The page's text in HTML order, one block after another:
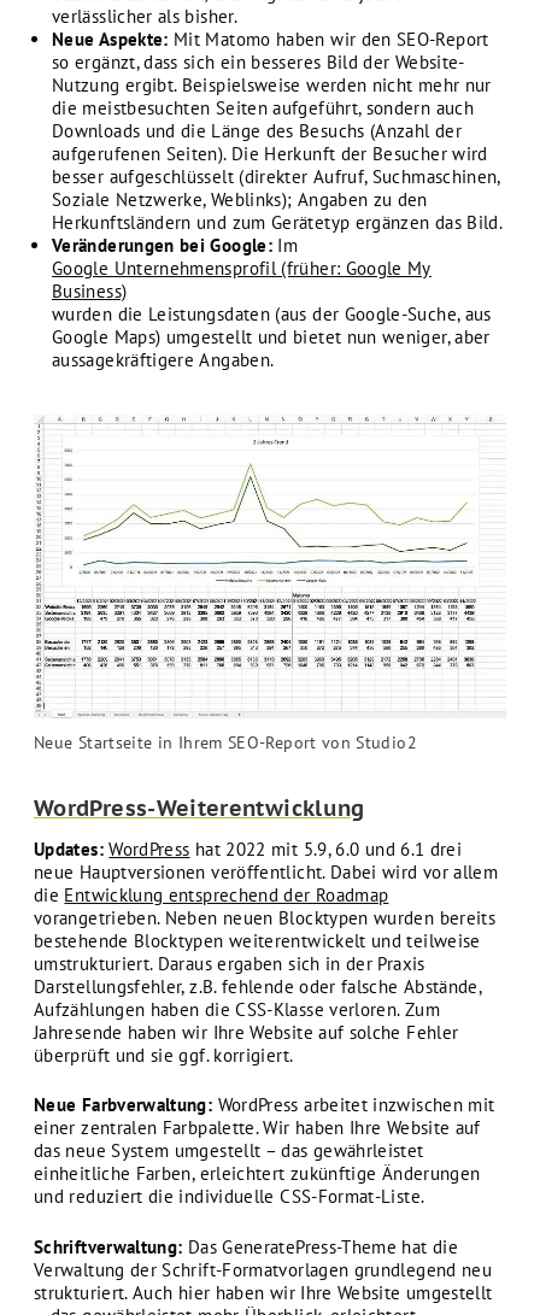
verlässlicher als bisher.
Neue Aspekte: Mit Matomo haben wir den SEO-Report
so ergänzt, dass sich ein besseres Bild der Website-
Nutzung ergibt. Beispielsweise werden nicht mehr nur
die meistbesuchten Seiten aufgeführt, sondern auch
Downloads und die Länge des Besuchs (Anzahl der
aufgerufenen Seiten). Die Herkunft der Besucher wird
besser aufgeschlüsselt (direkter Aufruf, Suchmaschinen,
Soziale Netzwerke, Weblinks); Angaben zu den
Herkunftsländern und zum Gerätetyp ergänzen das Bild.
Veränderungen bei Google: Im
Google Unternehmensprofil (früher: Google My
Business)
wurden die Leistungsdaten (aus der Google-Suche, aus
Google Maps) umgestellt und bietet nun weniger, aber
aussagekräftigere Angaben.
Neue Startseite in Ihrem SEO-Report von Studio2
WordPress-Weiterentwicklung
Updates: WordPress hat 2022 mit 5.9, 6.0 und 6.1 drei
neue Hauptversionen veröffentlicht. Dabei wird vor allem
die Entwicklung entsprechend der Roadmap
vorangetrieben. Neben neuen Blocktypen wurden bereits
bestehende Blocktypen weiterentwickelt und teilweise
umstrukturiert. Daraus ergaben sich in der Praxis
Darstellungsfehler, z.B. fehlende oder falsche Abstände,
Aufzählungen haben die CSS-Klasse verloren. Zum
Jahresende haben wir Ihre Website auf solche Fehler
überprüft und sie ggf. korrigiert.
Neue Farbverwaltung: WordPress arbeitet inzwischen mit
einer zentralen Farbpalette. Wir haben Ihre Website auf
das neue System umgestellt – das gewährleistet
einheitliche Farben, erleichtert zukünftige Änderungen
und reduziert die individuelle CSS-Format-Liste.
Schriftverwaltung: Das GeneratePress-Theme hat die
Verwaltung der Schrift-Formatvorlagen grundlegend neu
strukturiert. Auch hier haben wir Ihre Website umgestellt